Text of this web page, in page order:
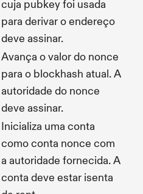
cuja pubkey foi usada
para derivar o endereço
deve assinar.
Avança o valor do nonce
para o blockhash atual. A
autoridade do nonce
deve assinar.
Inicializa uma conta
como conta nonce com
a autoridade fornecida. A
conta deve estar isenta